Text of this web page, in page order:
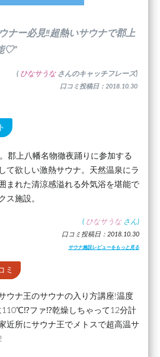
ナー必見‼超熱いサウナで郡上
♡”
( ひなサうな さんのキャッチフレーズ)
口コミ投稿日：2018.10.30
郡上八幡名物徹夜踊りに参加する
て欲しい激熱サウナ。天然温泉にラ
まれた清涼感溢れる外気浴を堪能で
ス施設。
( ひなサうな さん)
口コミ投稿日：2018.10.30
サウナ施設レビューをもっと見る
ミ
ウナ王のサウナの入り方講座!温度
110℃⁉ファ⁉乾燥しちゃって12分計
近所にサウナ王でメトスで超高温サ